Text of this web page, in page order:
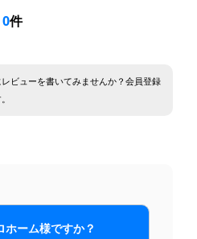
0件
ビューを書いてみませんか？会員登録
ホーム様ですか？